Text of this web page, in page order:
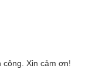
công. Xin cảm ơn!